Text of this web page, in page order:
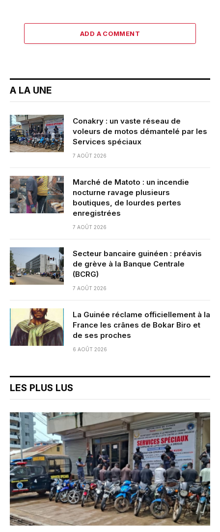
ADD A COMMENT
A LA UNE
Conakry : un vaste réseau de
voleurs de motos démantelé par les
Services spéciaux
7 AOÛT 2026
Marché de Matoto : un incendie
nocturne ravage plusieurs
boutiques, de lourdes pertes
enregistrées
7 AOÛT 2026
Secteur bancaire guinéen : préavis
de grève à la Banque Centrale
(BCRG)
7 AOÛT 2026
La Guinée réclame officiellement à la
France les crânes de Bokar Biro et
de ses proches
6 AOÛT 2026
LES PLUS LUS